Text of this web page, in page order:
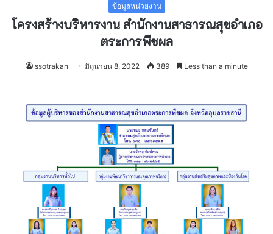
ข้อมูลหน่วยงาน
โครงสร้างบริหารงาน สำนักงานสาธารณสุขอำเภอ
ตระการพืชผล
ssotrakan มิถุนายน 8, 2022 389 Less than a minute